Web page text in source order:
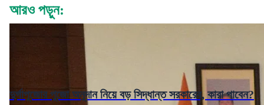
আরও পড়ুন:
দুর্গাপুজোর পুজো অনুদান নিয়ে বড় সিদ্ধান্ত সরকারের, কারা পাবেন?